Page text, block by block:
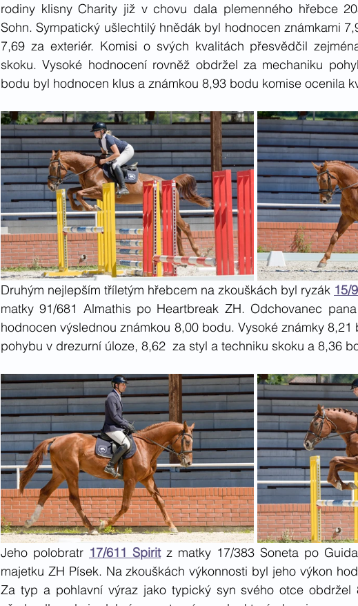
rodiny klisny Charity již v chovu dala plemenného hřebce
Sohn. Sympatický ušlechtilý hnědák byl hodnocen známkami
7,69 za exteriér. Komisi o svých kvalitách přesvědčil
skoku. Vysoké hodnocení rovněž obdržel za mechaniku
bodu byl hodnocen klus a známkou 8,93 bodu komise ocenila
Druhým nejlepším tříletým hřebcem na zkouškách byl ryzák 15/
matky 91/681 Almathis po Heartbreak ZH. Odchovanec
hodnocen výslednou známkou 8,00 bodu. Vysoké známky
pohybu v drezurní úloze, 8,62  za styl a techniku skoku a 8,36
Jeho polobratr 17/611 Spirit z matky 17/383 Soneta po
majetku ZH Písek. Na zkouškách výkonnosti byl jeho výkon
Za typ a pohlavní výraz jako typický syn svého otce obdržel